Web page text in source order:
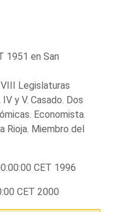
1951 en San
Legislaturas
y V. Casado. Dos
Economista.
Rioja. Miembro del
CET 1996
CET 2000